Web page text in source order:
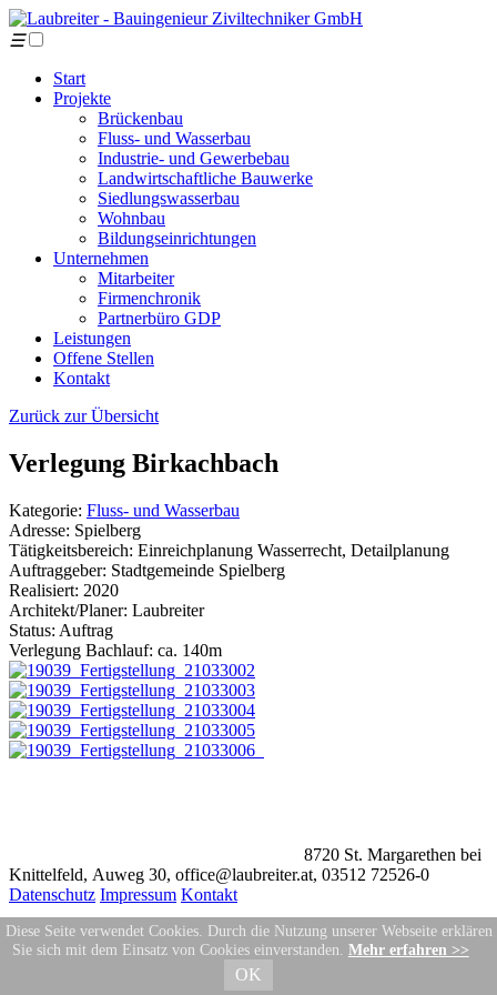
☰
Start
Projekte
Brückenbau
Fluss- und Wasserbau
Industrie- und Gewerbebau
Landwirtschaftliche Bauwerke
Siedlungswasserbau
Wohnbau
Bildungseinrichtungen
Unternehmen
Mitarbeiter
Firmenchronik
Partnerbüro GDP
Leistungen
Offene Stellen
Kontakt
Zurück zur Übersicht
Verlegung Birkachbach
Kategorie: Fluss- und Wasserbau
Adresse: Spielberg
Tätigkeitsbereich: Einreichplanung Wasserrecht, Detailplanung
Auftraggeber: Stadtgemeinde Spielberg
Realisiert: 2020
Architekt/Planer: Laubreiter
Status: Auftrag
Verlegung Bachlauf: ca. 140m
8720 St. Margarethen bei
Knittelfeld, Auweg 30, office@laubreiter.at, 03512 72526-0
Datenschutz Impressum Kontakt
Diese Seite verwendet Cookies. Durch die Nutzung unserer Webseite erklären
Sie sich mit dem Einsatz von Cookies einverstanden. Mehr erfahren >>
OK